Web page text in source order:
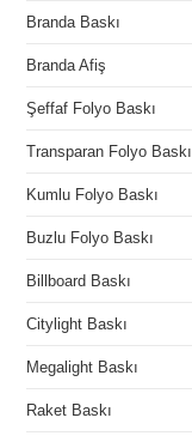
Branda Baskı
Branda Afiş
Şeffaf Folyo Baskı
Transparan Folyo Baskı
Kumlu Folyo Baskı
Buzlu Folyo Baskı
Billboard Baskı
Citylight Baskı
Megalight Baskı
Raket Baskı